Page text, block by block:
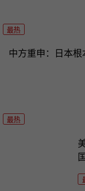
最热
中方重申：日本根
最热